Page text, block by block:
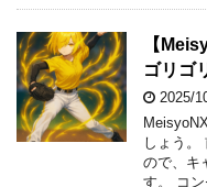
【
ゴリゴ
2025/
しょう。
ので、キ
す。 コ